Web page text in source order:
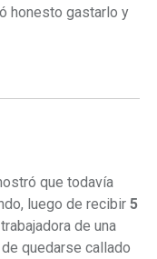
honesto gastarlo y
que todavía
luego de recibir5
de una
quedarse callado